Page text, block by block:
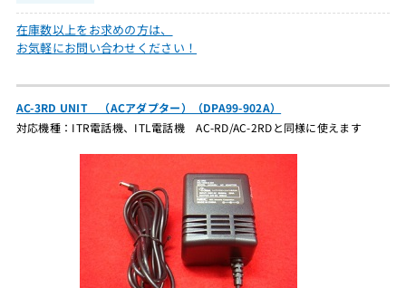
在庫数以上をお求めの方は、
お気軽にお問い合わせください！
AC-3RD UNIT （ACアダプター）（DPA99-902A）
対応機種：ITR電話機、ITL電話機 AC-RD/AC-2RDと同様に使えます